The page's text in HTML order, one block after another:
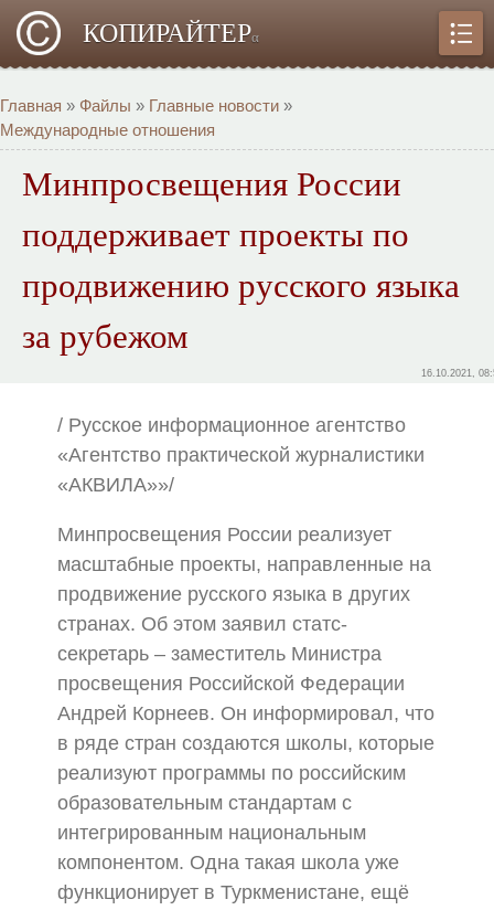
КОПИРАЙТЕРα
Главная » Файлы » Главные новости »
Международные отношения
Минпросвещения России
поддерживает проекты по
продвижению русского языка
за рубежом
16.10.2021,
/ Русское информационное агентство
«Агентство практической журналистики
«АКВИЛА»»/
Минпросвещения России реализует
масштабные проекты, направленные на
продвижение русского языка в других
странах. Об этом заявил статс-
секретарь – заместитель Министра
просвещения Российской Федерации
Андрей Корнеев. Он информировал, что
в ряде стран создаются школы, которые
реализуют программы по российским
образовательным стандартам с
интегрированным национальным
компонентом. Одна такая школа уже
функционирует в Туркменистане, ещё